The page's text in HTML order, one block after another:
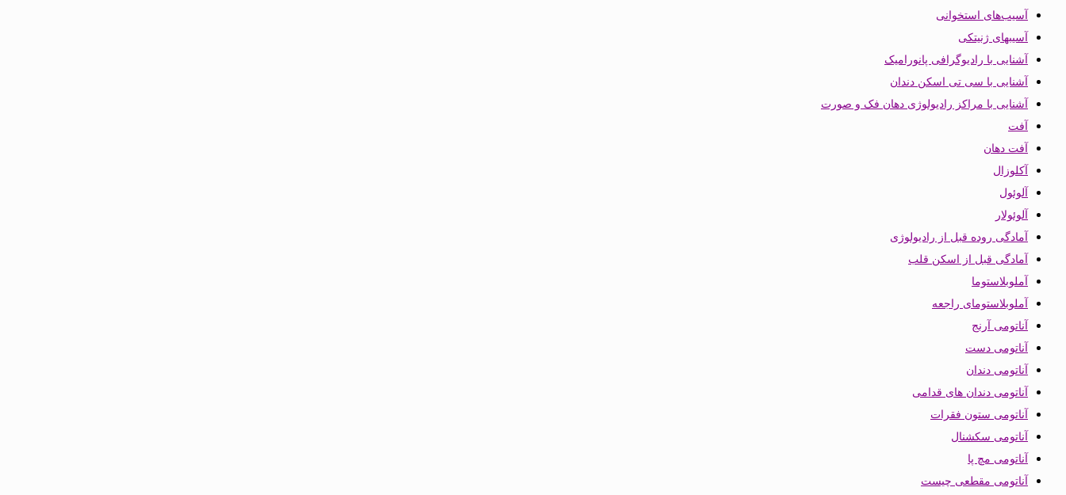
آسیب‌های استخوانی
آسیبهای ژنیتکی
آشنایی با رادیوگرافی پانورامیک
آشنایی با سی تی اسکن دندان
آشنایی با مراکز رادیولوژی دهان فک و صورت
آفت
آفت دهان
آکلوزال
آلوئول
آلوئولار
آمادگی روده قبل از رادیولوژی
آمادگی قبل از اسکن قلب
آملوبلاستوما
آملوبلاستومای راجعه
آناتومی آرنج
آناتومی دست
آناتومی دندان
آناتومی دندان های قدامی
آناتومی ستون فقرات
آناتومی سکشنال
آناتومی مچ پا
آناتومی مقطعی چیست